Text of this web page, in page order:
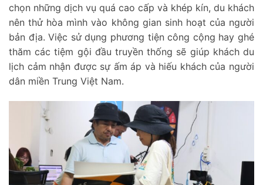
chọn những dịch vụ quá cao cấp và khép kín, du khách
nên thử hòa mình vào không gian sinh hoạt của người
bản địa. Việc sử dụng phương tiện công cộng hay ghé
thăm các tiệm gội đầu truyền thống sẽ giúp khách du
lịch cảm nhận được sự ấm áp và hiếu khách của người
dân miền Trung Việt Nam.